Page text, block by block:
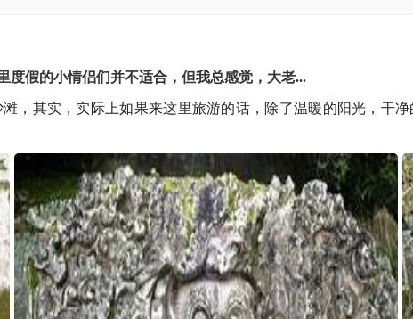
假的小情侣们并不适合，但我总感觉，大老...
，其实，实际上如果来这里旅游的话，除了温暖的阳光，干